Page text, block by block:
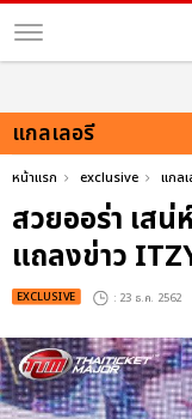
แกลเลอรี
หน้าแรก exclusive แกล
สวยออร่า เส
แถลงข่าว
EXCLUSIVE : 23 ธ.ค. 2562